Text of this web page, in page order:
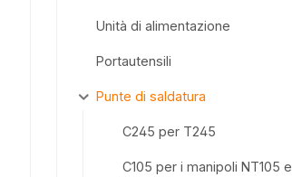
Unità di alimentazione
Portautensili
Punte di saldatura
C245 per T245
C105 per i manipoli NT105 e